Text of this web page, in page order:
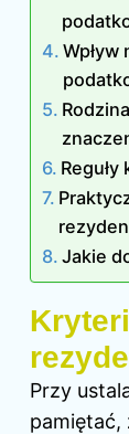
Jakie
Przy
pamiętać,